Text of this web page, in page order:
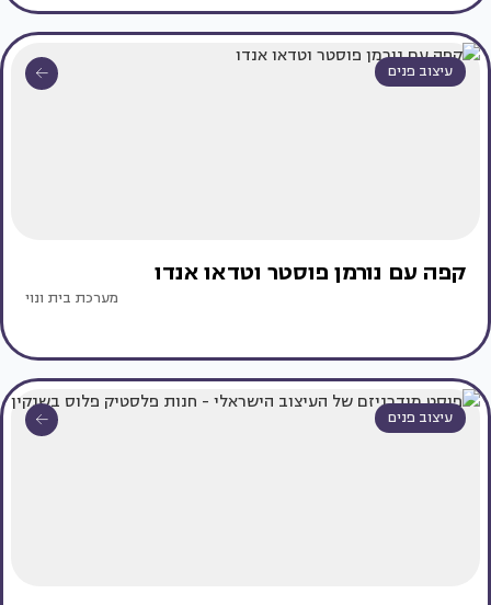
עיצוב פנים
קפה עם נורמן פוסטר וטדאו אנדו
מערכת בית ונוי
עיצוב פנים